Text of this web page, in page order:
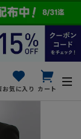
お気に入り カート